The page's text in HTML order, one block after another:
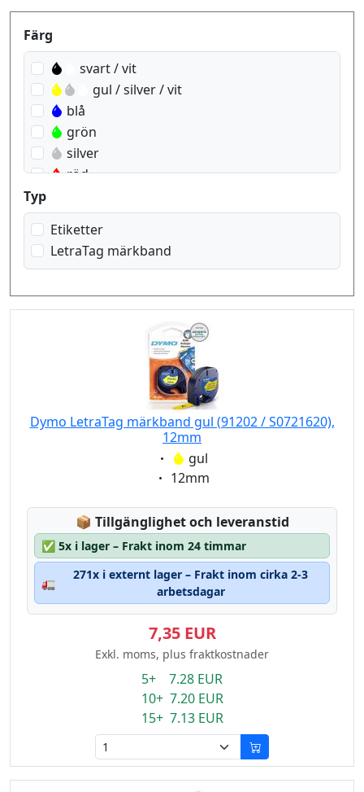
Produktfilter
Färg
svart / vit
gul / silver / vit
blå
grön
silver
röd
genomskinlig
svart på vit
Typ
Etiketter
LetraTag märkband
Dymo LetraTag märkband gul (91202 / S0721620),
12mm
Eigenschaft:
gul
Eigenschaft:
12mm
📦 Lagerstatus:
Tillgänglighet och leveranstid
✅ 5x i lager – Frakt inom 24 timmar
🚛
271x i externt lager – Frakt inom cirka 2-3
arbetsdagar
7,35 EUR
Exkl. moms, plus fraktkostnader
5+ 7.28 EUR
10+ 7.20 EUR
15+ 7.13 EUR